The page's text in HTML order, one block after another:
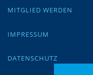
MITGLIED WERDEN
IMPRESSUM
DATENSCHUTZ